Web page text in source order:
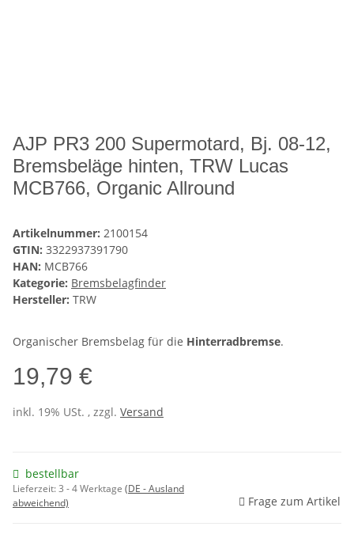
AJP PR3 200 Supermotard, Bj. 08-12,
Bremsbeläge hinten, TRW Lucas
MCB766, Organic Allround
Artikelnummer: 2100154
GTIN: 3322937391790
HAN: MCB766
Kategorie: Bremsbelagfinder
Hersteller: TRW
Organischer Bremsbelag für die Hinterradbremse.
19,79 €
inkl. 19% USt. , zzgl. Versand
bestellbar
Lieferzeit:3 - 4 Werktage (DE - Ausland
abweichend)
Frage zum Artikel